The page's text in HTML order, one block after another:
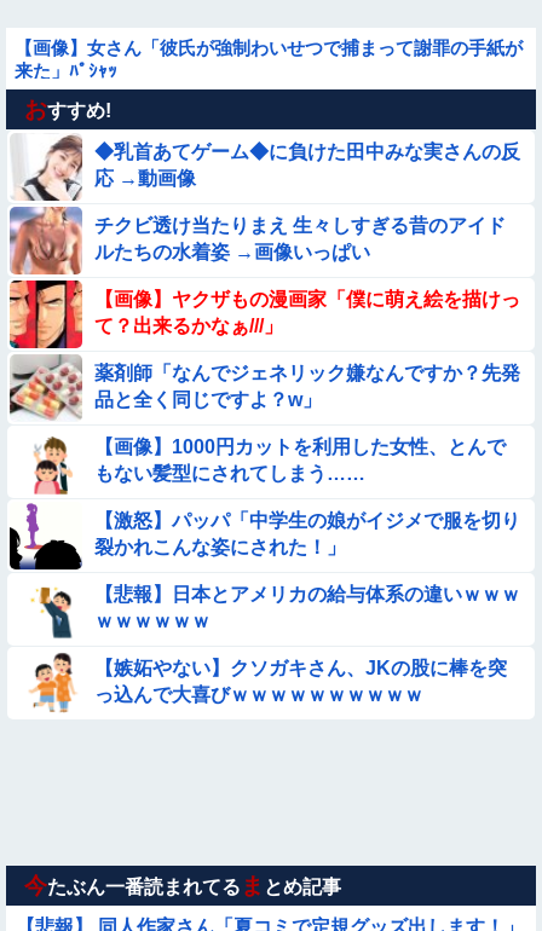
【画像】女さん「彼氏が強制わいせつで捕まって謝罪の手紙が
来た」ﾊﾟｼｬｯ
【要審議】４歳娘が描いたママのお尻ｗｗｗｗｗ【画像】
【動画】スペインのJK、レベチｗｗｗｗｗｗｗｗｗｗ
【参考画像】脱がしたら『残念オッパイ』を褒める時の模範解
答
【動画】南米系のデカパイぽっちゃり女さん、配信がヱ口すぎ
ｗｗｗｗｗｗｗ
【動画】ロシアの少年、姉（14）の水着姿に勃起してしまうｗ
ｗｗｗｗｗ
【朗報】メンヘラ女の子、可愛すぎると話題にｗｗｗｗｗｗｗ
ｗｗｗｗ
【悲報】昭和世代さん、「1時間弱」は1時間に満たない、「1
時間強」は1時間＋αだと思ってる😭
★★水着姿を見た彼氏が「核兵器並みのボディだね」って褒め
てくれた(´；ω；｀)
【画像】お前ら、犬にケンカ売られてるけどどうする？
【動画】海外の変態、レベチｗｗｗｗｗｗｗ
ｗｗ
おすすめ!
◆乳首あてゲーム◆に負けた田中みな実さんの反
応 →動画像
チクビ透け当たりまえ 生々しすぎる昔のアイド
ルたちの水着姿 →画像いっぱい
【画像】ヤクザもの漫画家「僕に萌え絵を描けっ
て？出来るかなぁ///」
薬剤師「なんでジェネリック嫌なんですか？先発
品と全く同じですよ？w」
【画像】1000円カットを利用した女性、とんで
もない髪型にされてしまう……
【激怒】パッパ「中学生の娘がイジメで服を切り
裂かれこんな姿にされた！」
【悲報】日本とアメリカの給与体系の違いｗｗｗ
ｗｗｗｗｗｗ
【嫉妬やない】クソガキさん、JKの股に棒を突
っ込んで大喜びｗｗｗｗｗｗｗｗｗｗ
今たぶん一番読まれてる ま とめ記事
【悲報】 同人作家さん「夏コミで定規グッズ出します！」